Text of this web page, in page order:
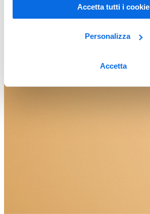
Accetta tutti i cookie
Personalizza
Accetta